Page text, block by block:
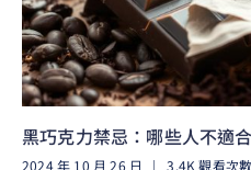
黑巧克力禁忌：哪些人不適
2024 年 10 月 26 日 3.4K 觀看次數